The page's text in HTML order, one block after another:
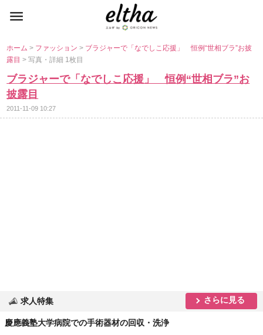
ホーム> ファッション> ブラジャーで「なでしこ応援」 恒例“世相ブラ”お披
露目> 写真・詳細 1枚目
ブラジャーで「なでしこ応援」 恒例“世相ブラ”お
披露目
2011-11-09 10:27
求人特集 さらに見る
慶應義塾大学病院での手術器材の回収・洗浄